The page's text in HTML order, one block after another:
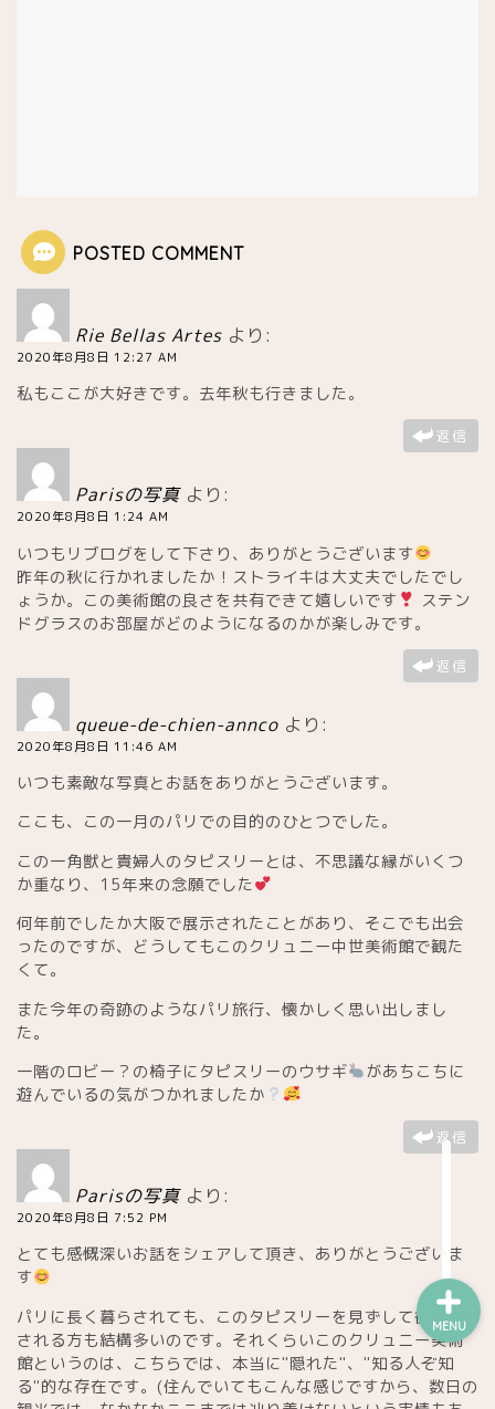
POSTED COMMENT
Rie Bellas Artes より:
2020年8月8日 12:27 AM
私もここが大好きです。去年秋も行きました。
返信
Parisの写真 より:
2020年8月8日 1:24 AM
いつもリブログをして下さり、ありがとうございます
昨年の秋に行かれましたか！ストライキは大丈夫でしたでし
ょうか。この美術館の良さを共有できて嬉しいです
ステン
ドグラスのお部屋がどのようになるのかが楽しみです。
返信
queue-de-chien-annco より:
2020年8月8日 11:46 AM
いつも素敵な写真とお話をありがとうございます。
ここも、この一月のパリでの目的のひとつでした。
この一角獣と貴婦人のタピスリーとは、不思議な縁がいくつ
か重なり、15年来の念願でした
何年前でしたか大阪で展示されたことがあり、そこでも出会
ったのですが、どうしてもこのクリュニー中世美術館で観た
くて。
また今年の奇跡のようなパリ旅行、懐かしく思い出しまし
た。
一階のロビー？の椅子にタピスリーのウサギ
があちこちに
遊んでいるの気がつかれましたか
返信
Parisの写真 より:
2020年8月8日 7:52 PM
とても感慨深いお話をシェアして頂き、ありがとうございま
す
パリに長く暮らされても、このタピスリーを見ずして御帰国
される方も結構多いのです。それくらいこのクリュニー美術
館というのは、こちらでは、本当に"隠れた"、"知る人ぞ知
る"的な存在です。(住んでいてもこんな感じですから、数日の
MENU
老舗・クラッシック
サロンドテ
買い物
お土産・食品
ワイン